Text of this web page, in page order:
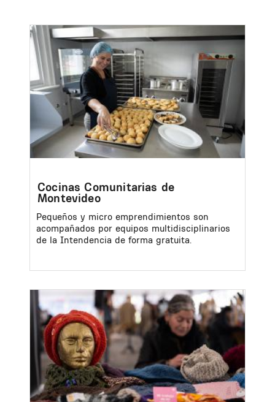
Image
Cocinas Comunitarias de
Montevideo
Pequeños y micro emprendimientos son
acompañados por equipos multidisciplinarios
de la Intendencia de forma gratuita.